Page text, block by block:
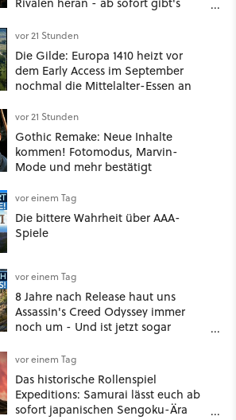
Klasse
vor 21 Stunden
Die Gilde: Europa 1410 heizt vor
dem Early Access im September
nochmal die Mittelalter-Essen an
vor 21 Stunden
Gothic Remake: Neue Inhalte
kommen! Fotomodus, Marvin-
Mode und mehr bestätigt
vor einem Tag
Die bittere Wahrheit über AAA-
Spiele
vor einem Tag
8 Jahre nach Release haut uns
Assassin's Creed Odyssey immer
noch um - Und ist jetzt sogar
vor einem Tag
Das historische Rollenspiel
Expeditions: Samurai lässt euch ab
sofort japanischen Sengoku-Ära